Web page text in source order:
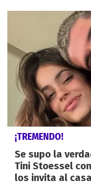
¡TREMENDO!
Se supo la
Tini Stoessel
los invita al